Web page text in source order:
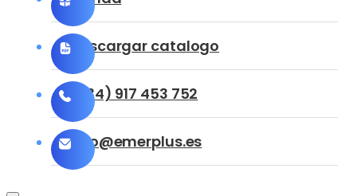
Descargar catalogo
(+34) 917 453 752
info@emerplus.es